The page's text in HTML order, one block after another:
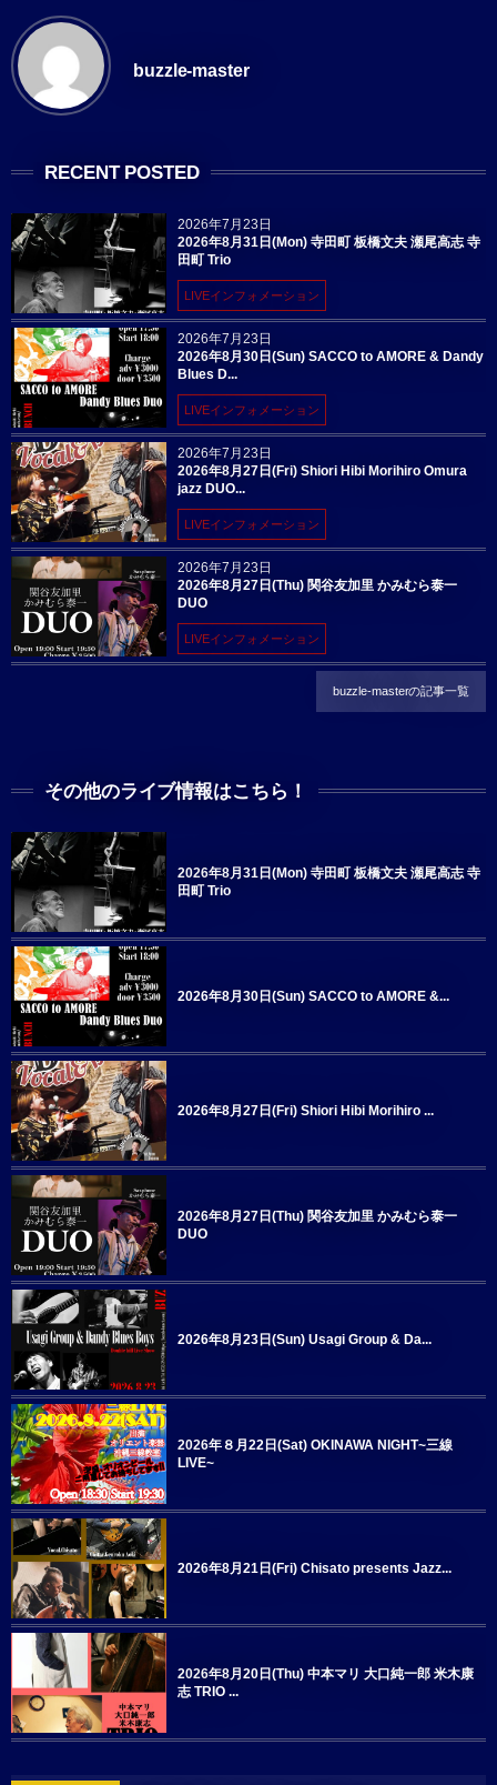
buzzle-master
RECENT POSTED
2026年7月23日
2026年8月31日(Mon) 寺田町 板橋文夫 瀬尾高志 寺
田町 Trio
LIVEインフォメーション
2026年7月23日
2026年8月30日(Sun) SACCO to AMORE & Dandy
Blues D...
LIVEインフォメーション
2026年7月23日
2026年8月27日(Fri) Shiori Hibi Morihiro Omura
jazz DUO...
LIVEインフォメーション
2026年7月23日
2026年8月27日(Thu) 関谷友加里 かみむら泰一
DUO
LIVEインフォメーション
buzzle-masterの記事一覧
その他のライブ情報はこちら！
2026年8月31日(Mon) 寺田町 板橋文夫 瀬尾高志 寺
田町 Trio
2026年8月30日(Sun) SACCO to AMORE &...
2026年8月27日(Fri) Shiori Hibi Morihiro ...
2026年8月27日(Thu) 関谷友加里 かみむら泰一
DUO
2026年8月23日(Sun) Usagi Group & Da...
2026年８月22日(Sat) OKINAWA NIGHT~三線
LIVE~
2026年8月21日(Fri) Chisato presents Jazz...
2026年8月20日(Thu) 中本マリ 大口純一郎 米木康
志 TRIO ...